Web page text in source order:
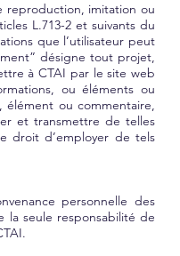
reproduction, imitation ou
L.713-2 et suivants du
que l’utilisateur peut
désigne tout projet,
à CTAI par le site web
ou éléments ou
élément ou commentaire,
et transmettre de telles
droit d’employer de tels
personnelle des
la seule responsabilité de